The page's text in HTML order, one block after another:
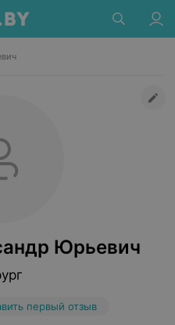
Юрьевич
первый отзыв